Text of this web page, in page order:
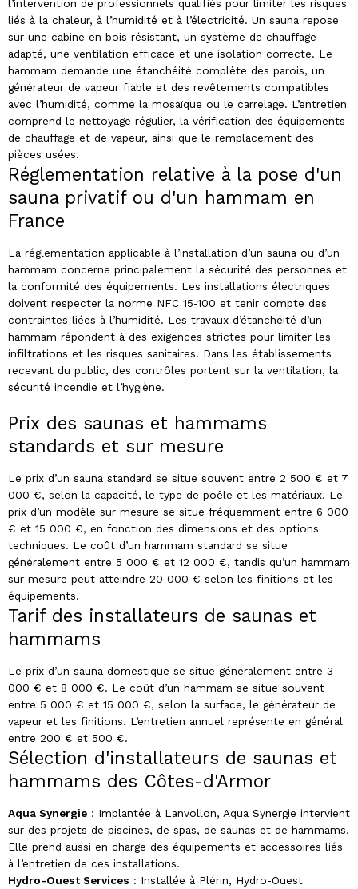
l’intervention de professionnels qualifiés pour limiter les risques
liés à la chaleur, à l’humidité et à l’électricité. Un sauna repose
sur une cabine en bois résistant, un système de chauffage
adapté, une ventilation efficace et une isolation correcte. Le
hammam demande une étanchéité complète des parois, un
générateur de vapeur fiable et des revêtements compatibles
avec l’humidité, comme la mosaïque ou le carrelage. L’entretien
comprend le nettoyage régulier, la vérification des équipements
de chauffage et de vapeur, ainsi que le remplacement des
pièces usées.
Réglementation relative à la pose d'un
sauna privatif ou d'un hammam en
France
La réglementation applicable à l’installation d’un sauna ou d’un
hammam concerne principalement la sécurité des personnes et
la conformité des équipements. Les installations électriques
doivent respecter la norme NFC 15-100 et tenir compte des
contraintes liées à l’humidité. Les travaux d’étanchéité d’un
hammam répondent à des exigences strictes pour limiter les
infiltrations et les risques sanitaires. Dans les établissements
recevant du public, des contrôles portent sur la ventilation, la
sécurité incendie et l’hygiène.
Prix des saunas et hammams
standards et sur mesure
Le prix d’un sauna standard se situe souvent entre 2 500 € et 7
000 €, selon la capacité, le type de poêle et les matériaux. Le
prix d’un modèle sur mesure se situe fréquemment entre 6 000
€ et 15 000 €, en fonction des dimensions et des options
techniques. Le coût d’un hammam standard se situe
généralement entre 5 000 € et 12 000 €, tandis qu’un hammam
sur mesure peut atteindre 20 000 € selon les finitions et les
équipements.
Tarif des installateurs de saunas et
hammams
Le prix d’un sauna domestique se situe généralement entre 3
000 € et 8 000 €. Le coût d’un hammam se situe souvent
entre 5 000 € et 15 000 €, selon la surface, le générateur de
vapeur et les finitions. L’entretien annuel représente en général
entre 200 € et 500 €.
Sélection d'installateurs de saunas et
hammams des Côtes-d'Armor
Aqua Synergie : Implantée à Lanvollon, Aqua Synergie intervient
sur des projets de piscines, de spas, de saunas et de hammams.
Elle prend aussi en charge des équipements et accessoires liés
à l’entretien de ces installations.
Hydro-Ouest Services : Installée à Plérin, Hydro-Ouest